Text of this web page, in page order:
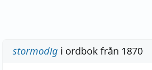
stormodig i ordbok från 1870